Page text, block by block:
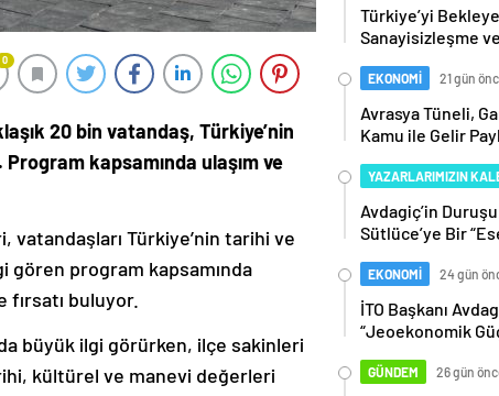
0
20 bin vatandaş, Türkiye’nin
kapsamında ulaşım ve
vatandaşları Türkiye’nin tarihi ve
program kapsamında
fırsatı buluyor.
büyük ilgi görürken, ilçe sakinleri
kültürel ve manevi değerleri
Türkiye’yi
Sanayisizleşme
EKONOMİ 21 gün
Avrasya Tüneli,
Kamu ile Gelir
YAZARLARIMIZIN
Avdagiç’in
Sütlüce’ye Bir
EKONOMİ 24 gün
İTO Başkanı
“Jeoekonomik
Olmalı
GÜNDEM 26 gün